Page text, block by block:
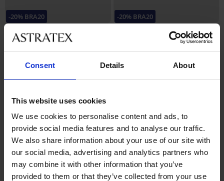
Consent Details About
This website uses cookies
We use cookies to personalise content and ads, to
provide social media features and to analyse our traffic.
We also share information about your use of our site with
our social media, advertising and analytics partners who
may combine it with other information that you’ve
provided to them or that they’ve collected from your use
-20% BRA20
999 Kč
-20% BRA20
4,9
999 Kč